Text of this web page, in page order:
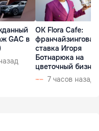
GAC в
OK Flora Cafe:
франчайзинговая
ставка Игоря
Ботнарюка на
цветочный
7 часов назад